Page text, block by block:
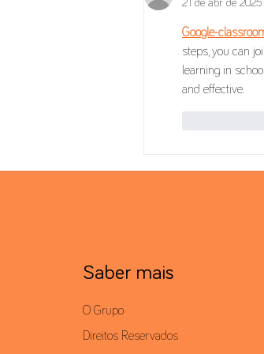
21 de abr. de 2025
Google-
steps, you can
learning in
and effective.
Saber mais
O Grupo
Direitos Reservados